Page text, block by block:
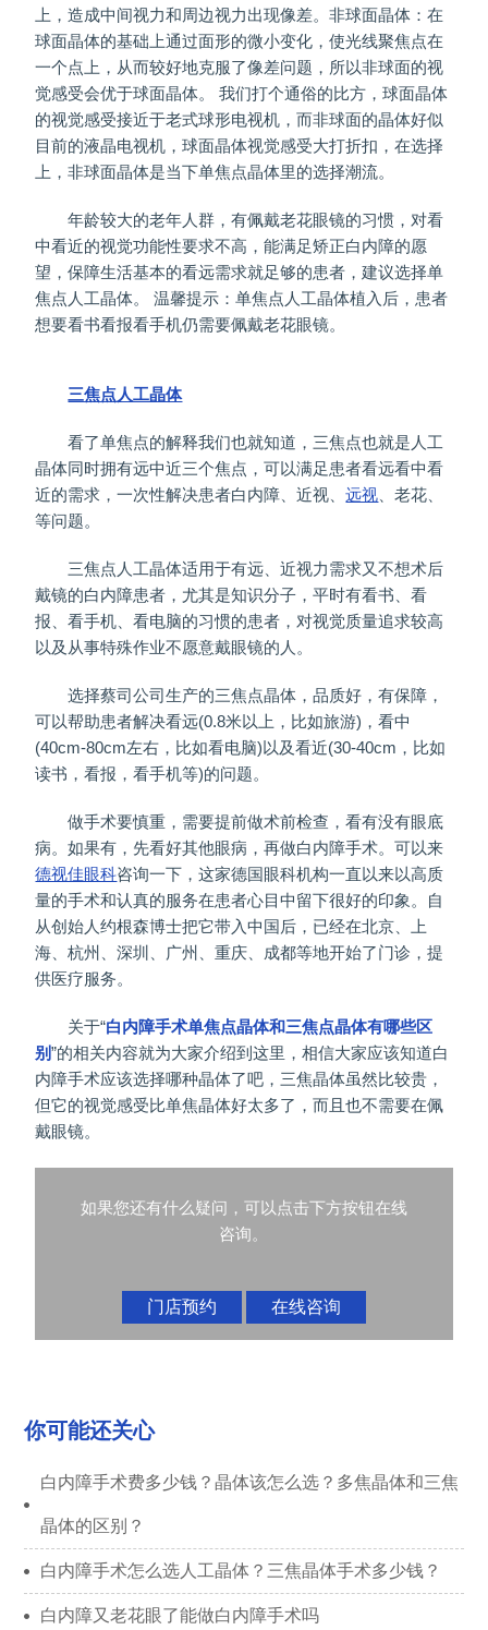
上，造成中间视力和周边视力出现像差。非球面晶体：在
球面晶体的基础上通过面形的微小变化，使光线聚焦点在
一个点上，从而较好地克服了像差问题，所以非球面的视
觉感受会优于球面晶体。 我们打个通俗的比方，球面晶体
的视觉感受接近于老式球形电视机，而非球面的晶体好似
目前的液晶电视机，球面晶体视觉感受大打折扣，在选择
上，非球面晶体是当下单焦点晶体里的选择潮流。
年龄较大的老年人群，有佩戴老花眼镜的习惯，对看
中看近的视觉功能性要求不高，能满足矫正白内障的愿
望，保障生活基本的看远需求就足够的患者，建议选择单
焦点人工晶体。 温馨提示：单焦点人工晶体植入后，患者
想要看书看报看手机仍需要佩戴老花眼镜。
三焦点人工晶体
看了单焦点的解释我们也就知道，三焦点也就是人工
晶体同时拥有远中近三个焦点，可以满足患者看远看中看
近的需求，一次性解决患者白内障、近视、远视 、老花、
等问题。
三焦点人工晶体适用于有远、近视力需求又不想术后
戴镜的白内障患者，尤其是知识分子，平时有看书、看
报、看手机、看电脑的习惯的患者，对视觉质量追求较高
以及从事特殊作业不愿意戴眼镜的人。
选择蔡司公司生产的三焦点晶体，品质好，有保障，
可以帮助患者解决看远(0.8米以上，比如旅游)，看中
(40cm-80cm左右，比如看电脑)以及看近(30-40cm，比如
读书，看报，看手机等)的问题。
做手术要慎重，需要提前做术前检查，看有没有眼底
病。如果有，先看好其他眼病，再做白内障手术。可以来
德视佳眼科咨询一下，这家德国眼科机构一直以来以高质
量的手术和认真的服务在患者心目中留下很好的印象。自
从创始人约根森博士把它带入中国后，已经在北京、上
海、杭州、深圳、广州、重庆、成都等地开始了门诊，提
供医疗服务。
关于“白内障手术单焦点晶体和三焦点晶体有哪些区
别”的相关内容就为大家介绍到这里，相信大家应该知道白
内障手术应该选择哪种晶体了吧，三焦晶体虽然比较贵，
但它的视觉感受比单焦晶体好太多了，而且也不需要在佩
戴眼镜。
如果您还有什么疑问，可以点击下方按钮在线
咨询。
门店预约 在线咨询
你可能还关心
白内障手术费多少钱？晶体该怎么选？多焦晶体和三焦
晶体的区别？
白内障手术怎么选人工晶体？三焦晶体手术多少钱？
白内障又老花眼了能做白内障手术吗